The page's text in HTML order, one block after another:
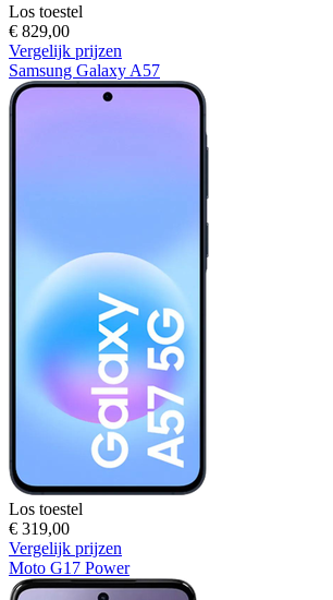
Los toestel
€ 829,00
Vergelijk prijzen
Samsung Galaxy A57
Los toestel
€ 319,00
Vergelijk prijzen
Moto G17 Power